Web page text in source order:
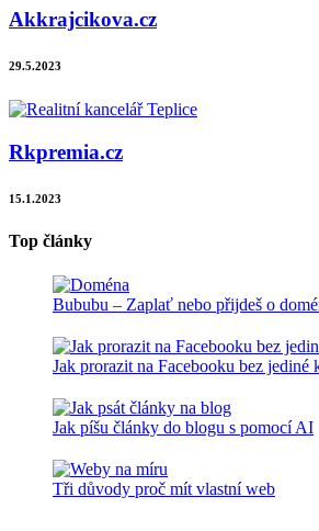
Akkrajcikova.cz
29.5.2023
Rkpremia.cz
15.1.2023
Top články
Bububu – Zaplať nebo přijdeš o
Jak prorazit na Facebooku bez jediné
Jak píšu články do blogu s pomocí AI
Tři důvody proč mít vlastní web